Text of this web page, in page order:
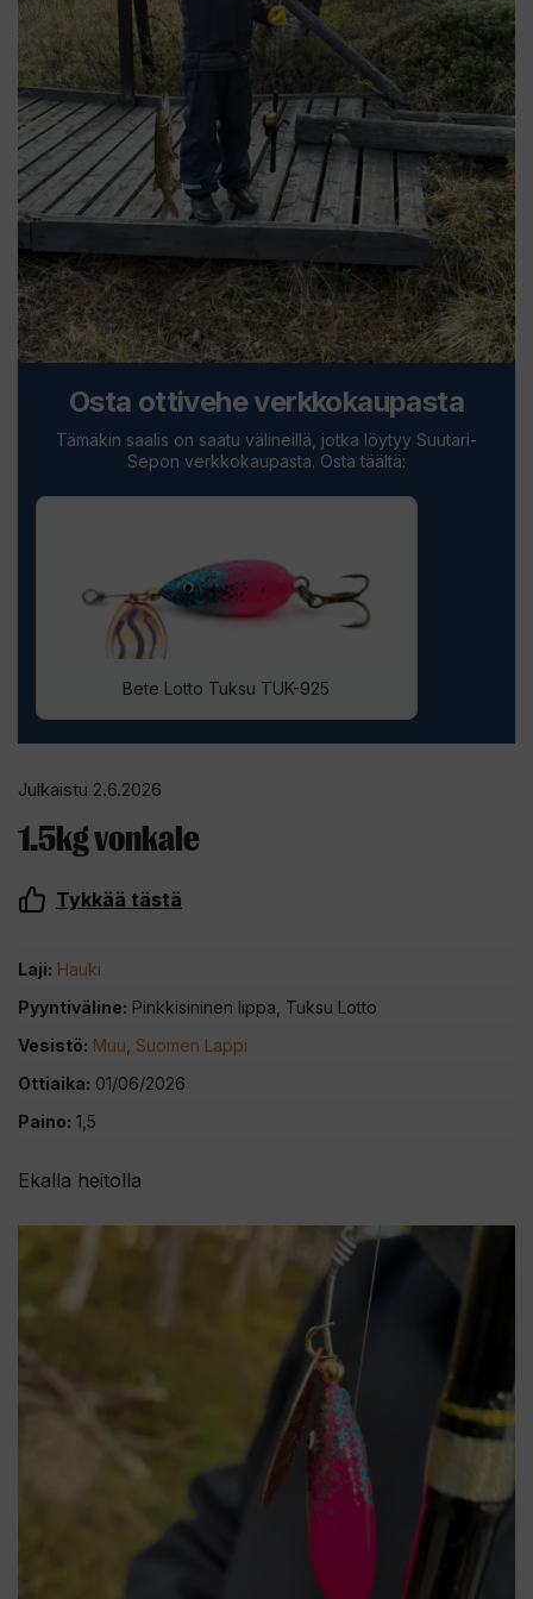
Osta ottivehe verkkokaupasta
Tämäkin saalis on saatu välineillä, jotka löytyy Suutari-
Sepon verkkokaupasta. Osta täältä:
Bete Lotto Tuksu TUK-925
Julkaistu 2.6.2026
1.5kg vonkale
Tykkää tästä
Laji: Hauki
Pyyntiväline: Pinkkisininen lippa, Tuksu Lotto
Vesistö: Muu Suomen Lappi
Ottiaika: 01/06/2026
Paino: 1,5
Ekalla heitolla